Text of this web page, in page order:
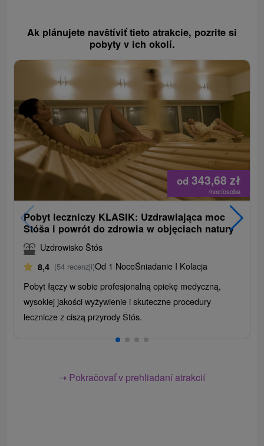
Ak plánujete navštíviť tieto atrakcie, pozrite si
pobyty v ich okolí.
od 343,68zł
/noc/osoba
Pobyt leczniczy KLASIK: Uzdrawiająca moc
Stóša i powrót do zdrowia w objęciach natury
Uzdrowisko Štós
8,4 (54 recenzji)Od 1 NoceŚniadanie I Kolacja
Pobyt łączy w sobie profesjonalną opiekę medyczną,
wysokiej jakości wyżywienie i skuteczne procedury
lecznicze z ciszą przyrody Štós.
➝ Pokračovať v prehliadaní atrakcií